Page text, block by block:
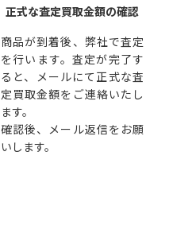
正式な査定買取金額の確認
商品が到着後、弊社で査定
を行います。査定が完了す
ると、メールにて正式な査
定買取金額をご連絡いたし
ます。
確認後、メール返信をお願
いします。